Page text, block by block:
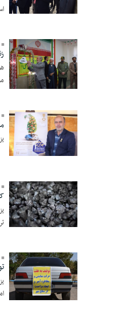
19 Bahman 1403 -
13 Bahman 1403 -
09 Bahman 1403 -
03 Bahman 1403 -
کشف
02 Bahman 1403 -